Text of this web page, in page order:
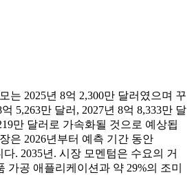
는 2025년 8억 2,300만 달러였으며 꾸
5,263만 달러, 2027년 8억 8,333만 달
만 달러로 가속화될 것으로 예상됩
은 2026년부터 예측 기간 동안
. 2035년. 시장 모멘텀은 수요의 거
가공 애플리케이션과 약 29%의 조미